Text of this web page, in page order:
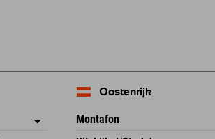
Oostenrijk
Montafon